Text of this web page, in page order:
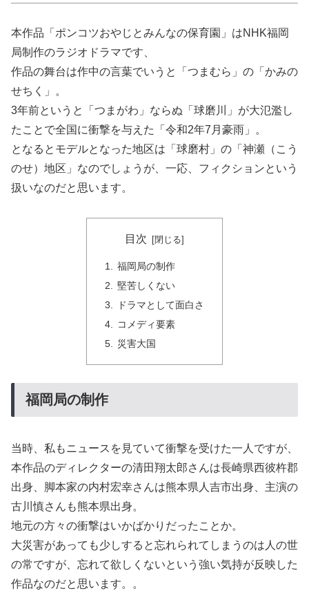
本作品「ポンコツおやじとみんなの保育園」はNHK福岡
局制作のラジオドラマです、
作品の舞台は作中の言葉でいうと「つまむら」の「かみの
せちく」。
3年前というと「つまがわ」ならぬ「球磨川」が大氾濫し
たことで全国に衝撃を与えた「令和2年7月豪雨」。
となるとモデルとなった地区は「球磨村」の「神瀬（こう
のせ）地区」なのでしょうが、一応、フィクションという
扱いなのだと思います。
目次
福岡局の制作
堅苦しくない
ドラマとして面白さ
コメディ要素
災害大国
福岡局の制作
当時、私もニュースを見ていて衝撃を受けた一人ですが、
本作品のディレクターの清田翔太郎さんは長崎県西彼杵郡
出身、脚本家の内村宏幸さんは熊本県人吉市出身、主演の
古川慎さんも熊本県出身。
地元の方々の衝撃はいかばかりだったことか。
大災害があっても少しすると忘れられてしまうのは人の世
の常ですが、忘れて欲しくないという強い気持が反映した
作品なのだと思います。。